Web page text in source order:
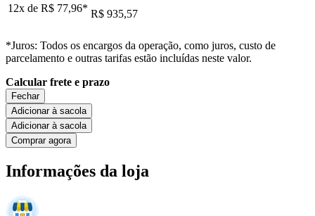
12x de R$ 77,96* R$ 935,57
*Juros: Todos os encargos da operação, como juros, custo de
parcelamento e outras tarifas estão incluídas neste valor.
Calcular frete e prazo
Fechar
Adicionar à sacola
Adicionar à sacola
Comprar agora
Informações da loja